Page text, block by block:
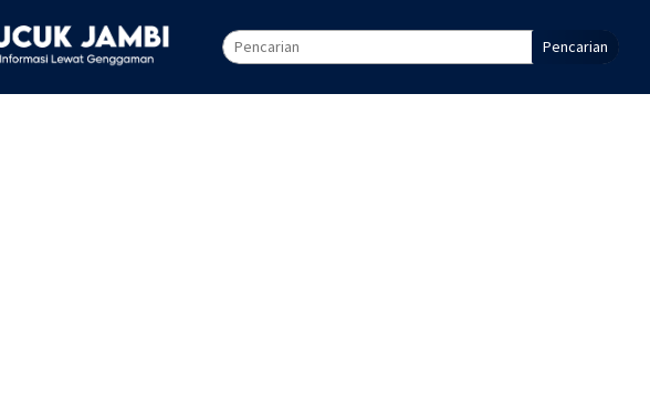
Pencarian